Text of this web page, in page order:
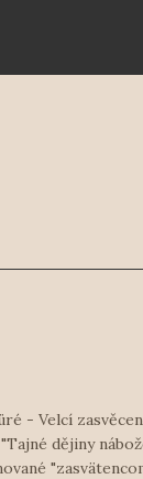
- Velcí
dějiny